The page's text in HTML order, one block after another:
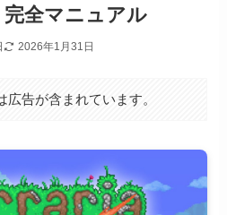
全マニュアル
2026年1月31日
告が含まれています。